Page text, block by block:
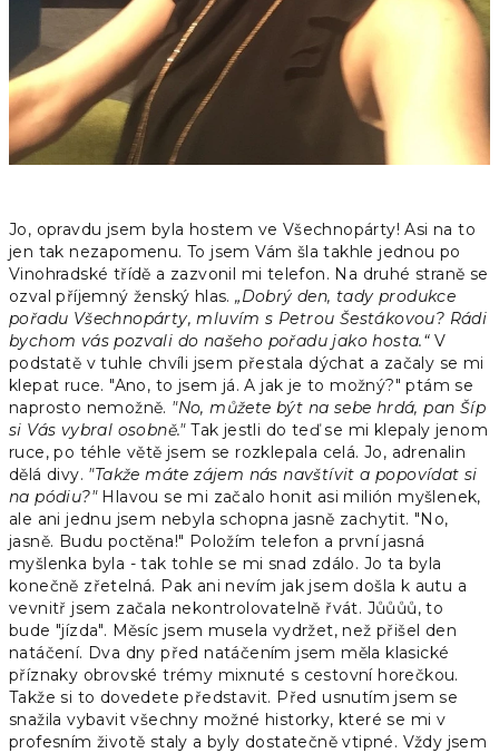
Jo, opravdu jsem byla hostem ve Všechnopárty! Asi na to
jen tak nezapomenu. To jsem Vám šla takhle jednou po
Vinohradské třídě a zazvonil mi telefon. Na druhé straně se
ozval příjemný ženský hlas.„Dobrý den, tady produkce
pořadu Všechnopárty, mluvím s Petrou Šestákovou? Rádi
bychom vás pozvali do našeho pořadu jako hosta.“V
podstatě v tuhle chvíli jsem přestala dýchat a začaly se mi
klepat ruce. "Ano, to jsem já. A jak je to možný?" ptám se
naprosto nemožně. "No, můžete být na sebe hrdá, pan Šíp
si Vás vybral osobně."Tak jestli do teď se mi klepaly jenom
ruce, po téhle větě jsem se rozklepala celá. Jo, adrenalin
dělá divy. "Takže máte zájem nás navštívit a popovídat si
na pódiu?"Hlavou se mi začalo honit asi milión myšlenek,
ale ani jednu jsem nebyla schopna jasně zachytit. "No,
jasně. Budu poctěna!" Položím telefon a první jasná
myšlenka byla - tak tohle se mi snad zdálo. Jo ta byla
konečně zřetelná. Pak ani nevím jak jsem došla k autu a
vevnitř jsem začala nekontrolovatelně řvát. Jůůůů, to
bude "jízda". Měsíc jsem musela vydržet, než přišel den
natáčení. Dva dny před natáčením jsem měla klasické
příznaky obrovské trémy mixnuté s cestovní horečkou.
Takže si to dovedete představit. Před usnutím jsem se
snažila vybavit všechny možné historky, které se mi v
profesním životě staly a byly dostatečně vtipné. Vždy jsem